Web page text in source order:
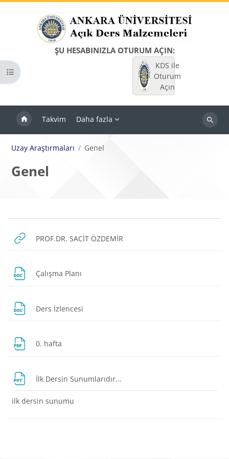
ŞU HESABINIZLA OTURUM AÇIN:
KDS ile
Oturum
Açın
Takvim Daha fazla
Dersleri
Kurs dizinini aç
Uzay Araştırmaları Genel
Genel
Bloklar
Bölüm anahatları
PROF.DR. SACİT ÖZDEMİR
Çalışma Planı
Ders İzlencesi
0. hafta
İlk Dersin Sunumlarıdır...
ilk dersin sunumu